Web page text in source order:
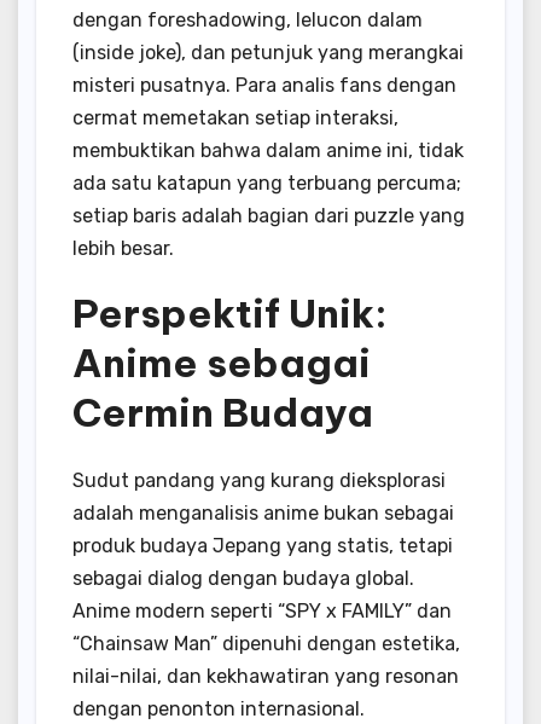
dengan foreshadowing, lelucon dalam
(inside joke), dan petunjuk yang merangkai
misteri pusatnya. Para analis fans dengan
cermat memetakan setiap interaksi,
membuktikan bahwa dalam anime ini, tidak
ada satu katapun yang terbuang percuma;
setiap baris adalah bagian dari puzzle yang
lebih besar.
Perspektif Unik:
Anime sebagai
Cermin Budaya
Sudut pandang yang kurang dieksplorasi
adalah menganalisis anime bukan sebagai
produk budaya Jepang yang statis, tetapi
sebagai dialog dengan budaya global.
Anime modern seperti “SPY x FAMILY” dan
“Chainsaw Man” dipenuhi dengan estetika,
nilai-nilai, dan kekhawatiran yang resonan
dengan penonton internasional.